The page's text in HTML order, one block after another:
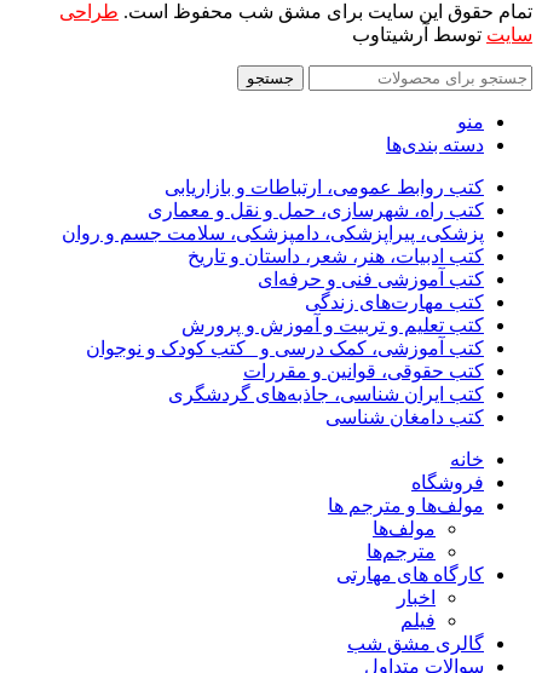
تمام حقوق این سایت برای مشق شب محفوظ است. طراحی
سایت توسط آرشیتاوب
جستجو
منو
دسته بندی‌ها
کتب روابط عمومی، ارتباطات و بازاریابی
کتب راه، شهرسازی، حمل و نقل و معماری
پزشکی، پیراپزشکی، دامپزشکی، سلامت جسم و روان
کتب ادبیات، هنر، شعر، داستان و تاریخ
کتب آموزشی فنی و حرفه‌ای
کتب مهارت‌های زندگی
کتب تعلیم و تربیت و آموزش و پرورش
کتب آموزشی، کمک درسی و _کتب کودک و نوجوان
کتب حقوقی، قوانین و مقررات
کتب ایران شناسی، جاذبه‌های گردشگری
کتب دامغان شناسی
خانه
فروشگاه
مولف‌ها و مترجم ها
مولف‌ها
مترجم‌ها
کارگاه های مهارتی
اخبار
فیلم
گالری مشق شب
سوالات متداول